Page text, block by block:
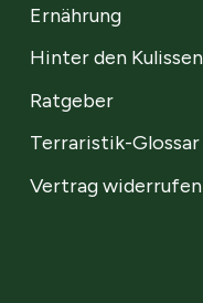
Ernährung
Hinter den Kulissen
Ratgeber
Terraristik-Glossar
Vertrag widerrufen